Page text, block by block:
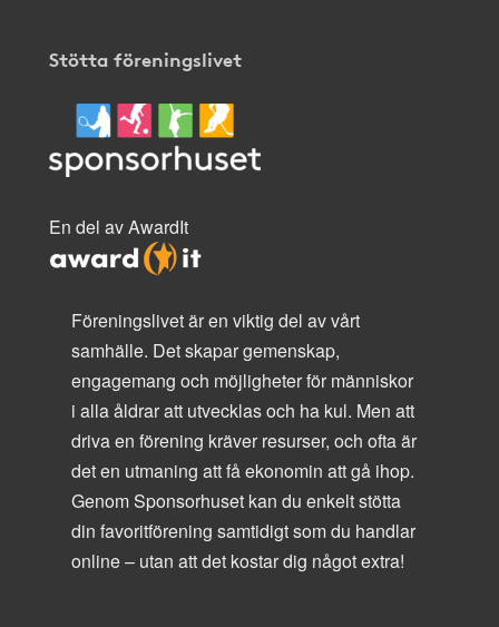
Stötta föreningslivet
En del av AwardIt
Föreningslivet är en viktig del av vårt
samhälle. Det skapar gemenskap,
engagemang och möjligheter för människor
i alla åldrar att utvecklas och ha kul. Men att
driva en förening kräver resurser, och ofta är
det en utmaning att få ekonomin att gå ihop.
Genom Sponsorhuset kan du enkelt stötta
din favoritförening samtidigt som du handlar
online – utan att det kostar dig något extra!